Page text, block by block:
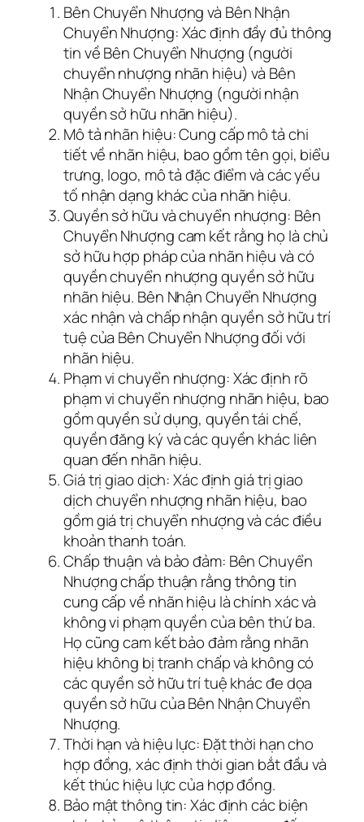
Bên Chuyển Nhượng và Bên Nhận
Chuyển Nhượng: Xác định đầy đủ thông
tin về Bên Chuyển Nhượng (người
chuyển nhượng nhãn hiệu) và Bên
Nhận Chuyển Nhượng (người nhận
quyền sở hữu nhãn hiệu).
Mô tả nhãn hiệu: Cung cấp mô tả chi
tiết về nhãn hiệu, bao gồm tên gọi, biểu
trưng, logo, mô tả đặc điểm và các yếu
tố nhận dạng khác của nhãn hiệu.
Quyền sở hữu và chuyển nhượng: Bên
Chuyển Nhượng cam kết rằng họ là chủ
sở hữu hợp pháp của nhãn hiệu và có
quyền chuyển nhượng quyền sở hữu
nhãn hiệu. Bên Nhận Chuyển Nhượng
xác nhận và chấp nhận quyền sở hữu trí
tuệ của Bên Chuyển Nhượng đối với
nhãn hiệu.
Phạm vi chuyển nhượng: Xác định rõ
phạm vi chuyển nhượng nhãn hiệu, bao
gồm quyền sử dụng, quyền tái chế,
quyền đăng ký và các quyền khác liên
quan đến nhãn hiệu.
Giá trị giao dịch: Xác định giá trị giao
dịch chuyển nhượng nhãn hiệu, bao
gồm giá trị chuyển nhượng và các điều
khoản thanh toán.
Chấp thuận và bảo đảm: Bên Chuyển
Nhượng chấp thuận rằng thông tin
cung cấp về nhãn hiệu là chính xác và
không vi phạm quyền của bên thứ ba.
Họ cũng cam kết bảo đảm rằng nhãn
hiệu không bị tranh chấp và không có
các quyền sở hữu trí tuệ khác đe dọa
quyền sở hữu của Bên Nhận Chuyển
Nhượng.
Thời hạn và hiệu lực: Đặt thời hạn cho
hợp đồng, xác định thời gian bắt đầu và
kết thúc hiệu lực của hợp đồng.
Bảo mật thông tin: Xác định các biện